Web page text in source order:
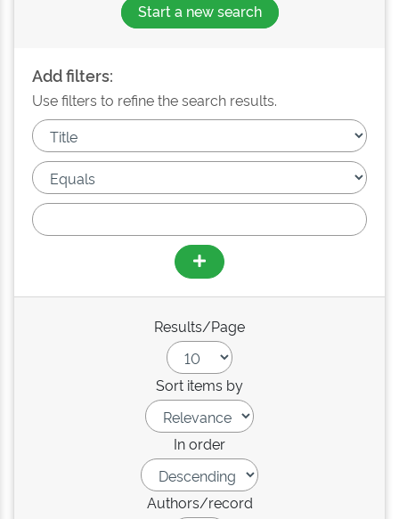
Start a new search
Add filters:
Use filters to refine the search results.
Results/Page
Sort items by
In order
Authors/record